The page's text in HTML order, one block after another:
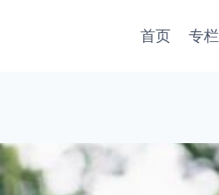
首页 专栏